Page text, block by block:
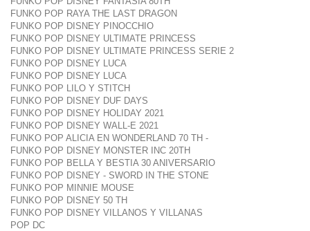
FUNKO POP RAYA THE LAST DRAGON
FUNKO POP DISNEY PINOCCHIO
FUNKO POP DISNEY ULTIMATE PRINCESS
FUNKO POP DISNEY ULTIMATE PRINCESS SERIE 2
FUNKO POP DISNEY LUCA
FUNKO POP DISNEY LUCA
FUNKO POP LILO Y STITCH
FUNKO POP DISNEY DUF DAYS
FUNKO POP DISNEY HOLIDAY 2021
FUNKO POP DISNEY WALL-E 2021
FUNKO POP ALICIA EN WONDERLAND 70 TH -
FUNKO POP DISNEY MONSTER INC 20TH
FUNKO POP BELLA Y BESTIA 30 ANIVERSARIO
FUNKO POP DISNEY - SWORD IN THE STONE
FUNKO POP MINNIE MOUSE
FUNKO POP DISNEY 50 TH
FUNKO POP DISNEY VILLANOS Y VILLANAS
POP DC